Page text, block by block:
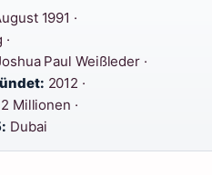
1991 ·
Paul Weißleder ·
2012 ·
2 Millionen ·
Dubai